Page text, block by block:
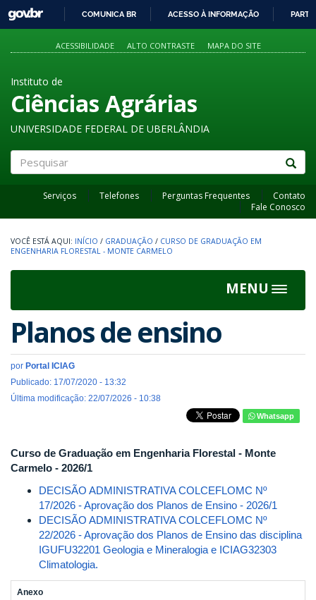
PARA
O
GOVBR
COMUNICA BR ACESSO À INFORMAÇÃO
ACESSIBILIDADE ALTO CONTRASTE MAPA DO SITE
Instituto de
Ciências Agrárias
UNIVERSIDADE FEDERAL DE UBERLÂNDIA
Serviços Telefones Perguntas Frequentes
Contato
Fale Conosco
INÍCIO / GRADUAÇÃO / CURSO DE GRADUAÇÃO EM
ENGENHARIA FLORESTAL - MONTE CARMELO
MENU
Toggle
Planos de ensino
por Portal ICIAG
Publicado: 17/07/2020 - 13:32
Última modificação: 22/07/2026 - 10:38
Whatsapp
Curso de Graduação em Engenharia Florestal - Monte
Carmelo - 2026/1
DECISÃO ADMINISTRATIVA COLCEFLOMC Nº
17/2026 - Aprovação dos Planos de Ensino - 2026/1
DECISÃO ADMINISTRATIVA COLCEFLOMC Nº
22/2026 - Aprovação dos Planos de Ensino das disciplina
IGUFU32201 Geologia e Mineralogia e ICIAG32303
Climatologia.
Anexo